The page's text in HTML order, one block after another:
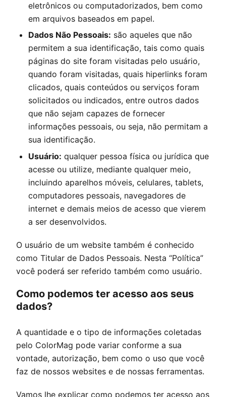
eletrônicos ou computadorizados, bem como
em arquivos baseados em papel.
Dados Não Pessoais: são aqueles que não
permitem a sua identificação, tais como quais
páginas do site foram visitadas pelo usuário,
quando foram visitadas, quais hiperlinks foram
clicados, quais conteúdos ou serviços foram
solicitados ou indicados, entre outros dados
que não sejam capazes de fornecer
informações pessoais, ou seja, não permitam a
sua identificação.
Usuário: qualquer pessoa física ou jurídica que
acesse ou utilize, mediante qualquer meio,
incluindo aparelhos móveis, celulares, tablets,
computadores pessoais, navegadores de
internet e demais meios de acesso que vierem
a ser desenvolvidos.
O usuário de um website também é conhecido
como Titular de Dados Pessoais. Nesta “Política”
você poderá ser referido também como usuário.
Como podemos ter acesso aos seus
dados?
A quantidade e o tipo de informações coletadas
pelo ColorMag pode variar conforme a sua
vontade, autorização, bem como o uso que você
faz de nossos websites e de nossas ferramentas.
Vamos lhe explicar como podemos ter acesso aos